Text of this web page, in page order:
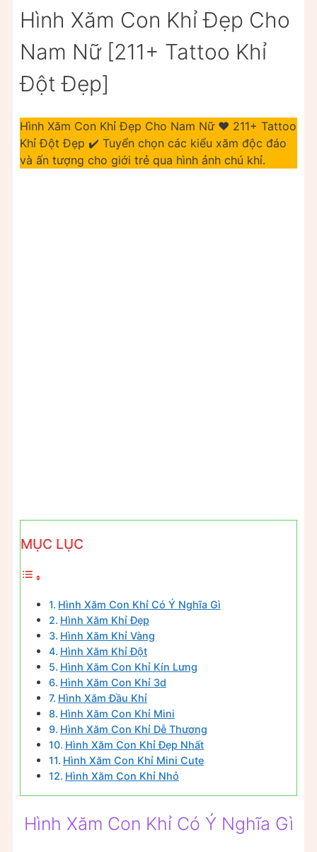
Hình Xăm Con Khỉ Đẹp Cho
Nam Nữ [211+ Tattoo Khỉ
Đột Đẹp]
Hình Xăm Con Khỉ Đẹp Cho Nam Nữ ❤️ 211+ Tattoo
Khỉ Đột Đẹp ✔️ Tuyển chọn các kiểu xăm độc đáo
và ấn tượng cho giới trẻ qua hình ảnh chú khỉ.
MỤC LỤC
Hình Xăm Con Khỉ Có Ý Nghĩa Gì
Hình Xăm Khỉ Đẹp
Hình Xăm Khỉ Vàng
Hình Xăm Khỉ Đột
Hình Xăm Con Khỉ Kín Lưng
Hình Xăm Con Khỉ 3d
Hình Xăm Đầu Khỉ
Hình Xăm Con Khỉ Mini
Hình Xăm Con Khỉ Dễ Thương
Hình Xăm Con Khỉ Đẹp Nhất
Hình Xăm Con Khỉ Mini Cute
Hình Xăm Con Khỉ Nhỏ
Hình Xăm Con Khỉ Có Ý Nghĩa Gì